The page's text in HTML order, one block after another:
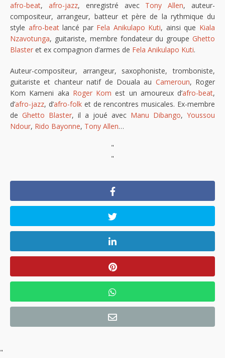
afro-beat, afro-jazz, enregistré avec Tony Allen, auteur-
compositeur, arrangeur, batteur et père de la rythmique du
style afro-beatlancé par Fela Anikulapo Kuti, ainsi que Kiala
Nzavotunga, guitariste, membre fondateur du groupe Ghetto
Blaster et ex compagnon d’armes de Fela Anikulapo Kuti.
Auteur-compositeur, arrangeur, saxophoniste, tromboniste,
guitariste et chanteur natif de Douala au Cameroun, Roger
Kom Kameni aka Roger Kom est un amoureux d’afro-beat,
d’afro-jazz, d’afro-folket de rencontres musicales. Ex-membre
de Ghetto Blaster, il a joué avec Manu Dibango, Youssou
Ndour, Rido Bayonne, Tony Allen…
"
"
"